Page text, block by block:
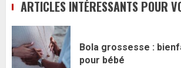
ARTICLES INTÉRESSANTS POUR
Bola grossesse :
pour bébé